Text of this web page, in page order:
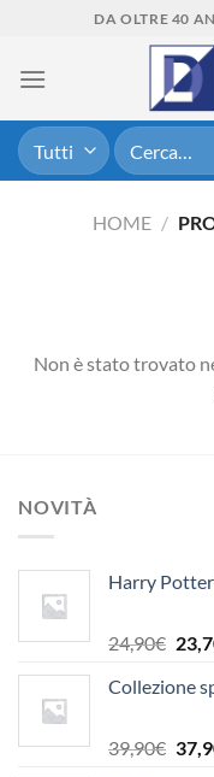
content
DA OLTRE 40
Cerca:
HOME /
Non è stato trovato
NOVITÀ
Harry
24,90€ Il
Collezione
39,90€ Il